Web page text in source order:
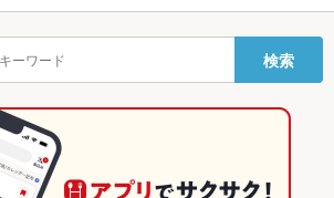
イレ、スロープあり。車椅子の貸出(1台)も行いま
ーツ
ツ
グ
ランキング
・内灘のグルメランキング
山・内灘のカフェ・スイーツランキング
検索